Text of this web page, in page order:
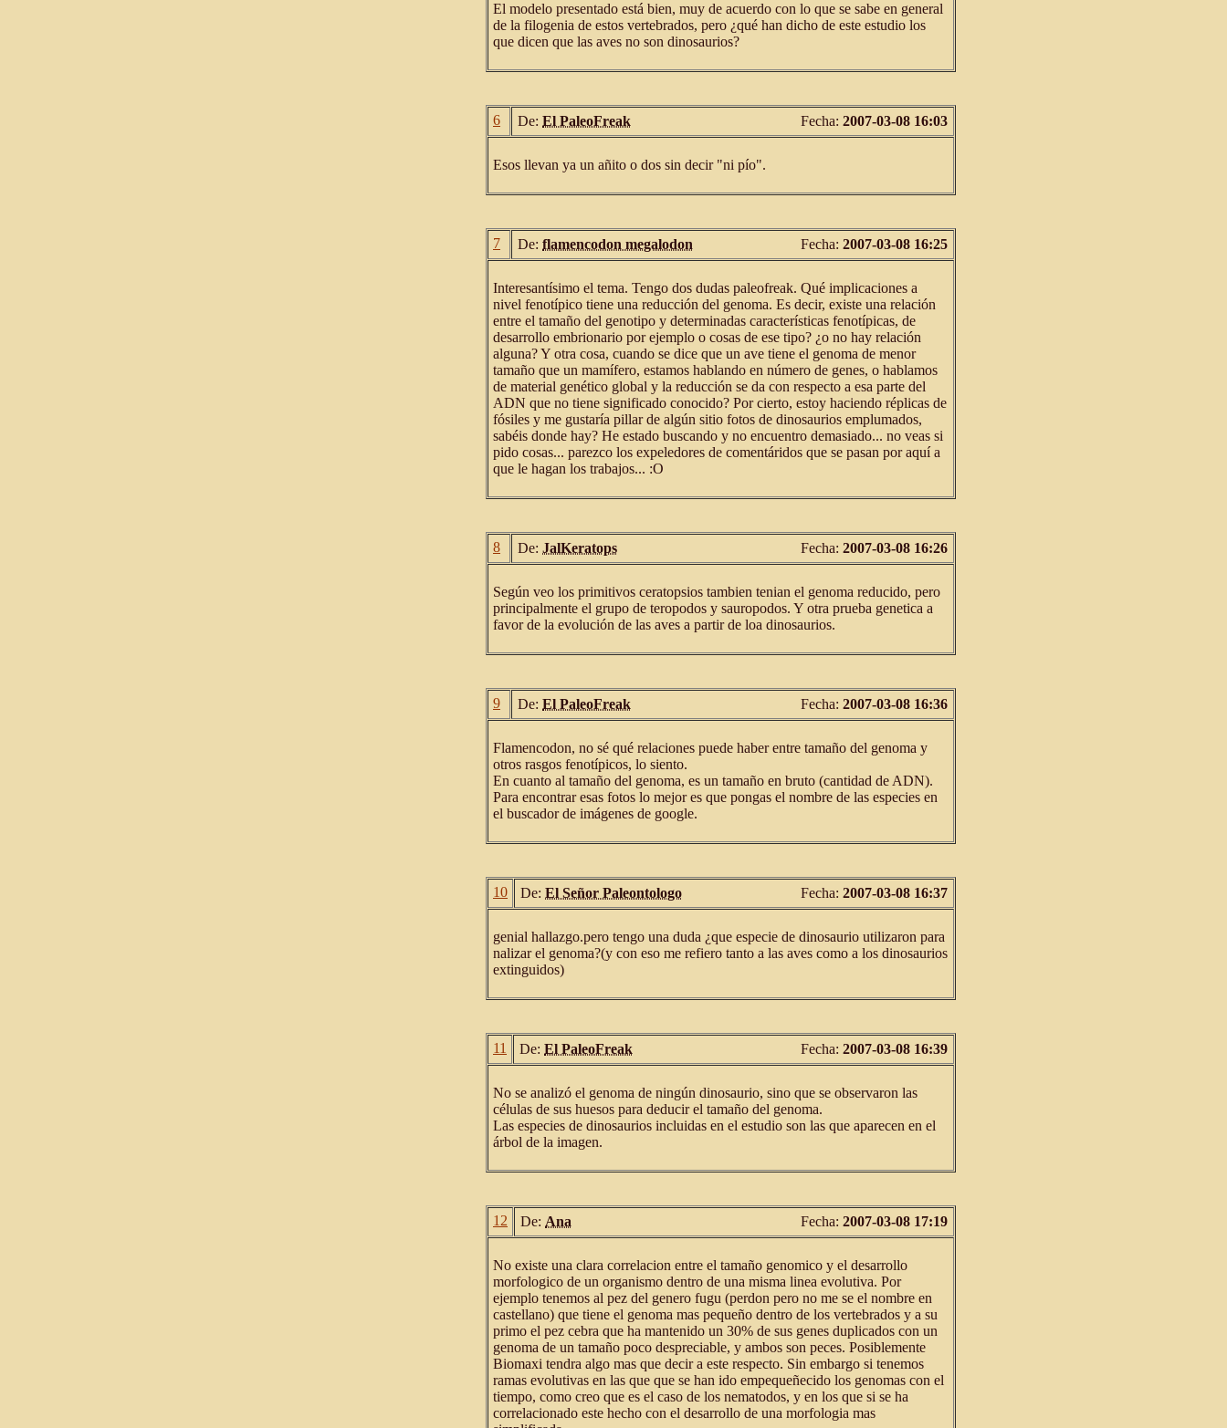
El modelo presentado está bien, muy de acuerdo con lo que se sabe en general
de la filogenia de estos vertebrados, pero ¿qué han dicho de este estudio los
que dicen que las aves no son dinosaurios?
6 De: El PaleoFreak Fecha: 2007-03-08 16:03
Esos llevan ya un añito o dos sin decir "ni pío".
7 De: flamencodon megalodon Fecha: 2007-03-08 16:25
Interesantísimo el tema. Tengo dos dudas paleofreak. Qué implicaciones a
nivel fenotípico tiene una reducción del genoma. Es decir, existe una relación
entre el tamaño del genotipo y determinadas características fenotípicas, de
desarrollo embrionario por ejemplo o cosas de ese tipo? ¿o no hay relación
alguna? Y otra cosa, cuando se dice que un ave tiene el genoma de menor
tamaño que un mamífero, estamos hablando en número de genes, o hablamos
de material genético global y la reducción se da con respecto a esa parte del
ADN que no tiene significado conocido? Por cierto, estoy haciendo réplicas de
fósiles y me gustaría pillar de algún sitio fotos de dinosaurios emplumados,
sabéis donde hay? He estado buscando y no encuentro demasiado... no veas si
pido cosas... parezco los expeledores de comentáridos que se pasan por aquí a
que le hagan los trabajos... :O
8 De: JalKeratops Fecha: 2007-03-08 16:26
Según veo los primitivos ceratopsios tambien tenian el genoma reducido, pero
principalmente el grupo de teropodos y sauropodos. Y otra prueba genetica a
favor de la evolución de las aves a partir de loa dinosaurios.
9 De: El PaleoFreak Fecha: 2007-03-08 16:36
Flamencodon, no sé qué relaciones puede haber entre tamaño del genoma y
otros rasgos fenotípicos, lo siento.
En cuanto al tamaño del genoma, es un tamaño en bruto (cantidad de ADN).
Para encontrar esas fotos lo mejor es que pongas el nombre de las especies en
el buscador de imágenes de google.
10 De: El Señor Paleontologo Fecha: 2007-03-08 16:37
genial hallazgo.pero tengo una duda ¿que especie de dinosaurio utilizaron para
nalizar el genoma?(y con eso me refiero tanto a las aves como a los dinosaurios
extinguidos)
11 De: El PaleoFreak Fecha: 2007-03-08 16:39
No se analizó el genoma de ningún dinosaurio, sino que se observaron las
células de sus huesos para deducir el tamaño del genoma.
Las especies de dinosaurios incluidas en el estudio son las que aparecen en el
árbol de la imagen.
12 De: Ana Fecha: 2007-03-08 17:19
No existe una clara correlacion entre el tamaño genomico y el desarrollo
morfologico de un organismo dentro de una misma linea evolutiva. Por
ejemplo tenemos al pez del genero fugu (perdon pero no me se el nombre en
castellano) que tiene el genoma mas pequeño dentro de los vertebrados y a su
primo el pez cebra que ha mantenido un 30% de sus genes duplicados con un
genoma de un tamaño poco despreciable, y ambos son peces. Posiblemente
Biomaxi tendra algo mas que decir a este respecto. Sin embargo si tenemos
ramas evolutivas en las que que se han ido empequeñecido los genomas con el
tiempo, como creo que es el caso de los nematodos, y en los que si se ha
correlacionado este hecho con el desarrollo de una morfologia mas